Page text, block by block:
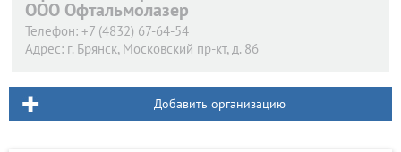
ООО Офтальмолазер
Телефон: +7 (4832) 67-64-54
Адрес: г. Брянск, Московский пр-кт, д. 86
Добавить организацию